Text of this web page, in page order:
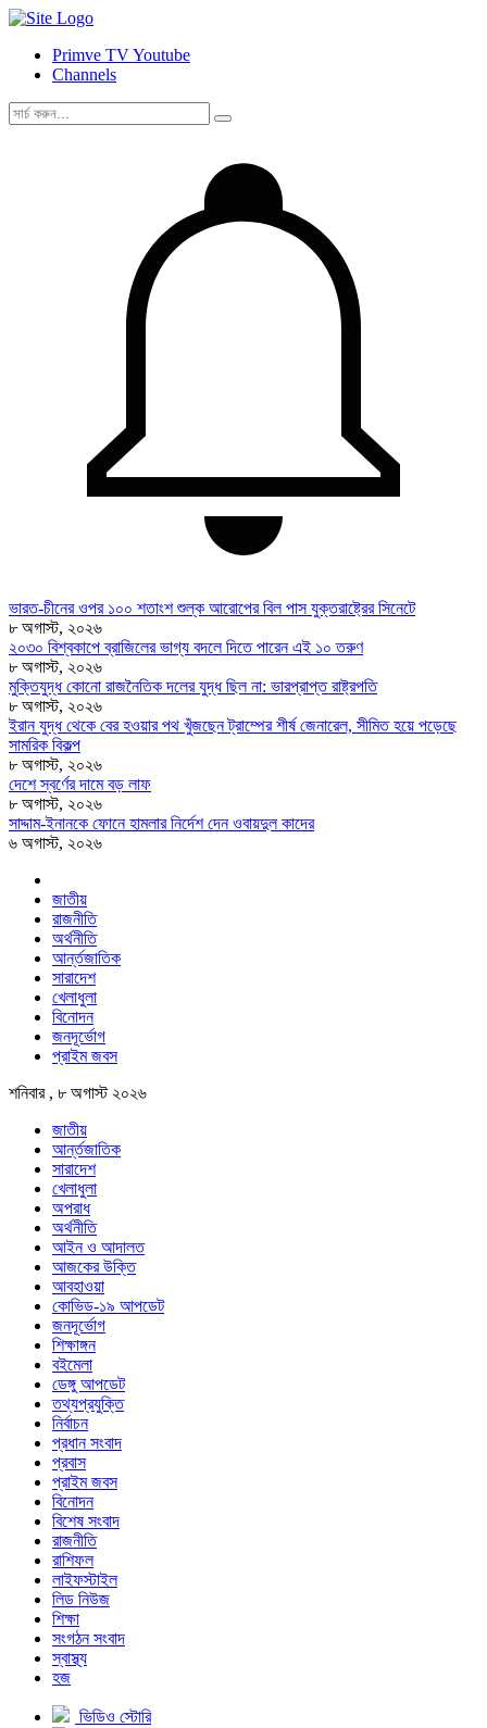
Primve TV Youtube
Channels
ভারত-চীনের ওপর ১০০ শতাংশ শুল্ক আরোপের বিল পাস যুক্তরাষ্ট্রের সিনেটে
৮ অগাস্ট, ২০২৬
২০৩০ বিশ্বকাপে ব্রাজিলের ভাগ্য বদলে দিতে পারেন এই ১০ তরুণ
৮ অগাস্ট, ২০২৬
মুক্তিযুদ্ধ কোনো রাজনৈতিক দলের যুদ্ধ ছিল না: ভারপ্রাপ্ত রাষ্ট্রপতি
৮ অগাস্ট, ২০২৬
ইরান যুদ্ধ থেকে বের হওয়ার পথ খুঁজছেন ট্রাম্পের শীর্ষ জেনারেল, সীমিত হয়ে পড়েছে
সামরিক বিকল্প
৮ অগাস্ট, ২০২৬
দেশে স্বর্ণের দামে বড় লাফ
৮ অগাস্ট, ২০২৬
সাদ্দাম-ইনানকে ফোনে হামলার নির্দেশ দেন ওবায়দুল কাদের
৬ অগাস্ট, ২০২৬
জাতীয়
রাজনীতি
অর্থনীতি
আর্ন্তজাতিক
সারাদেশ
খেলাধুলা
বিনোদন
জনদূর্ভোগ
প্রাইম জবস
শনিবার , ৮ অগাস্ট ২০২৬
জাতীয়
আর্ন্তজাতিক
সারাদেশ
খেলাধুলা
অপরাধ
অর্থনীতি
আইন ও আদালত
আজকের উক্তি
আবহাওয়া
কোভিড-১৯ আপডেট
জনদূর্ভোগ
শিক্ষাঙ্গন
বইমেলা
ডেঙ্গু আপডেট
তথ্যপ্রযুক্তি
নির্বাচন
প্রধান সংবাদ
প্রবাস
প্রাইম জবস
বিনোদন
বিশেষ সংবাদ
রাজনীতি
রাশিফল
লাইফস্টাইল
লিড নিউজ
শিক্ষা
সংগঠন সংবাদ
স্বাস্থ্য
হজ
ভিডিও স্টোরি